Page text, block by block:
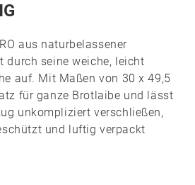
aus naturbelassener
durch seine weiche, leicht
auf. Mit Maßen von 30 x 49,5
für ganze Brotlaibe und lässt
unkompliziert verschließen,
und luftig verpackt